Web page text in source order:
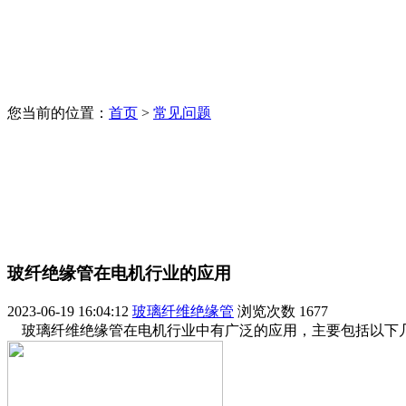
您当前的位置： 首页 > 常见问题
玻纤绝缘管在电机行业的应用
2023-06-19 16:04:12 玻璃纤维绝缘管 浏览次数 1677
玻璃纤维绝缘管在电机行业中有广泛的应用，主要包括以下